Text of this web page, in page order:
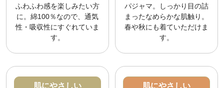
ふわふわ感を楽しみたい方
に。綿100％なので、通気
性・吸収性にすぐれていま
す。
パジャマ。しっかり目の詰
まったなめらかな肌触り。
春や秋にも着ていただけま
す。
肌にやさしい 肌にやさしい